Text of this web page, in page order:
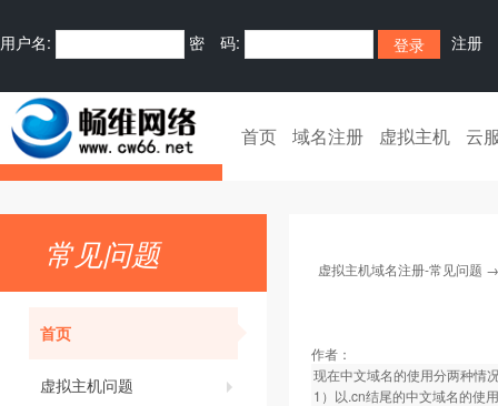
用户名: 密 码: 注册
首页 域名注册 虚拟主机 云
常见问题
首页
虚拟主机问题
虚拟主机域名注册-常见问题
作者：
现在中文域名的使用分两种情
1）以.cn结尾的中文域名的使